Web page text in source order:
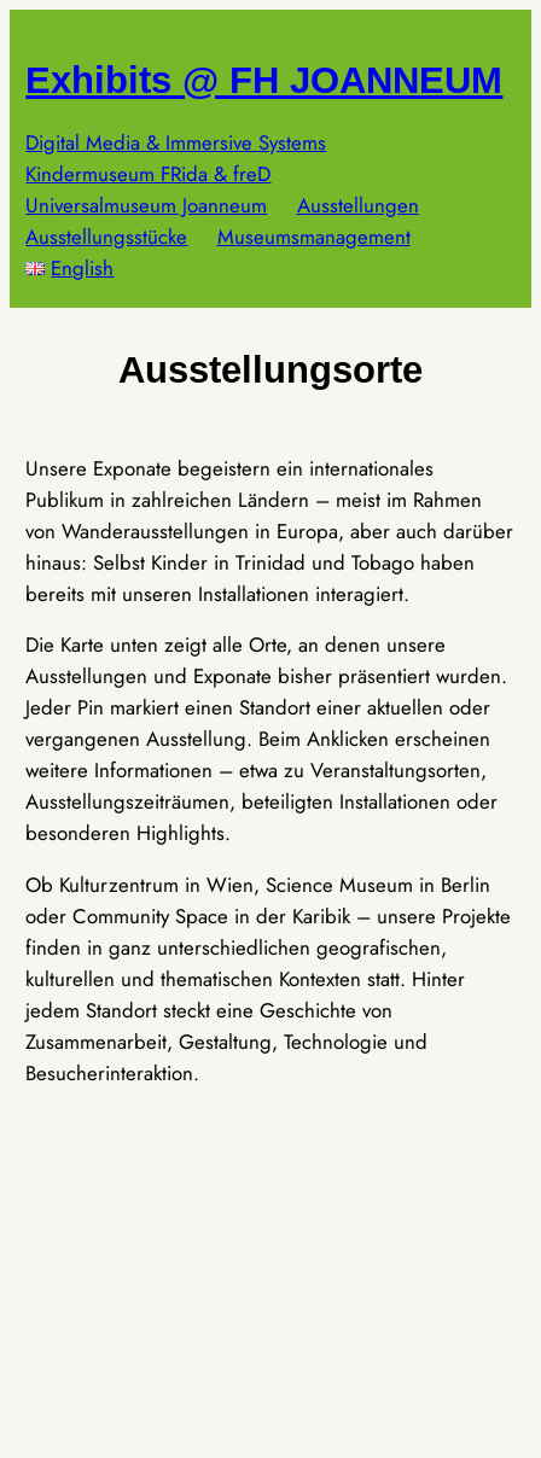
springen
Exhibits @ FH JOANNEUM
Digital Media & Immersive Systems
Kindermuseum FRida & freD
Universalmuseum Joanneum
Ausstellungen
Ausstellungsstücke
Museumsmanagement
English
Ausstellungsorte
Unsere Exponate begeistern ein internationales
Publikum in zahlreichen Ländern – meist im Rahmen
von Wanderausstellungen in Europa, aber auch darüber
hinaus: Selbst Kinder in Trinidad und Tobago haben
bereits mit unseren Installationen interagiert.
Die Karte unten zeigt alle Orte, an denen unsere
Ausstellungen und Exponate bisher präsentiert wurden.
Jeder Pin markiert einen Standort einer aktuellen oder
vergangenen Ausstellung. Beim Anklicken erscheinen
weitere Informationen – etwa zu Veranstaltungsorten,
Ausstellungszeiträumen, beteiligten Installationen oder
besonderen Highlights.
Ob Kulturzentrum in Wien, Science Museum in Berlin
oder Community Space in der Karibik – unsere Projekte
finden in ganz unterschiedlichen geografischen,
kulturellen und thematischen Kontexten statt. Hinter
jedem Standort steckt eine Geschichte von
Zusammenarbeit, Gestaltung, Technologie und
Besucherinteraktion.